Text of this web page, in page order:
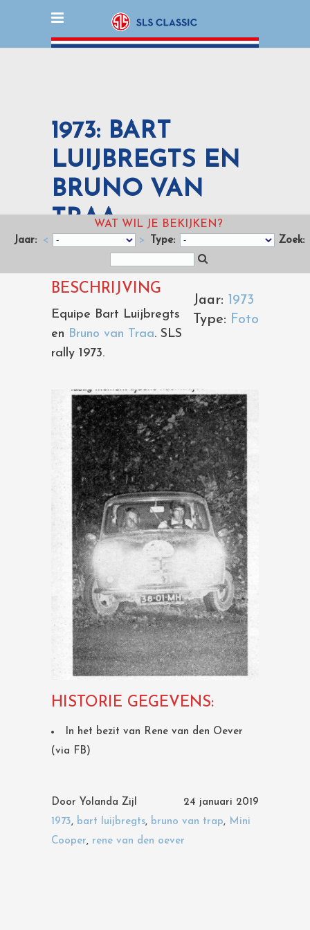
1973: BART
LUIJBREGTS EN
BRUNO VAN
TRAAWAT WIL JE BEKIJKEN?
Jaar: < > Type: Zoek:
Jaar: 1973
Type: Foto
BESCHRIJVING
Equipe Bart Luijbregts
en Bruno van Traa. SLS
rally 1973.
HISTORIE GEGEVENS:
In het bezit van Rene van den Oever
(via FB)
Door Yolanda Zijl
24 januari 2019
1973, bart luijbregts, bruno van trap, Mini
Cooper, rene van den oever